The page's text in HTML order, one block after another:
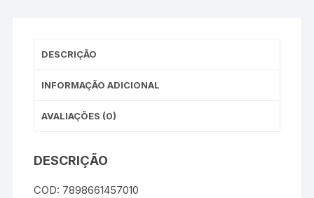
DESCRIÇÃO
INFORMAÇÃO ADICIONAL
AVALIAÇÕES (0)
DESCRIÇÃO
COD: 7898661457010